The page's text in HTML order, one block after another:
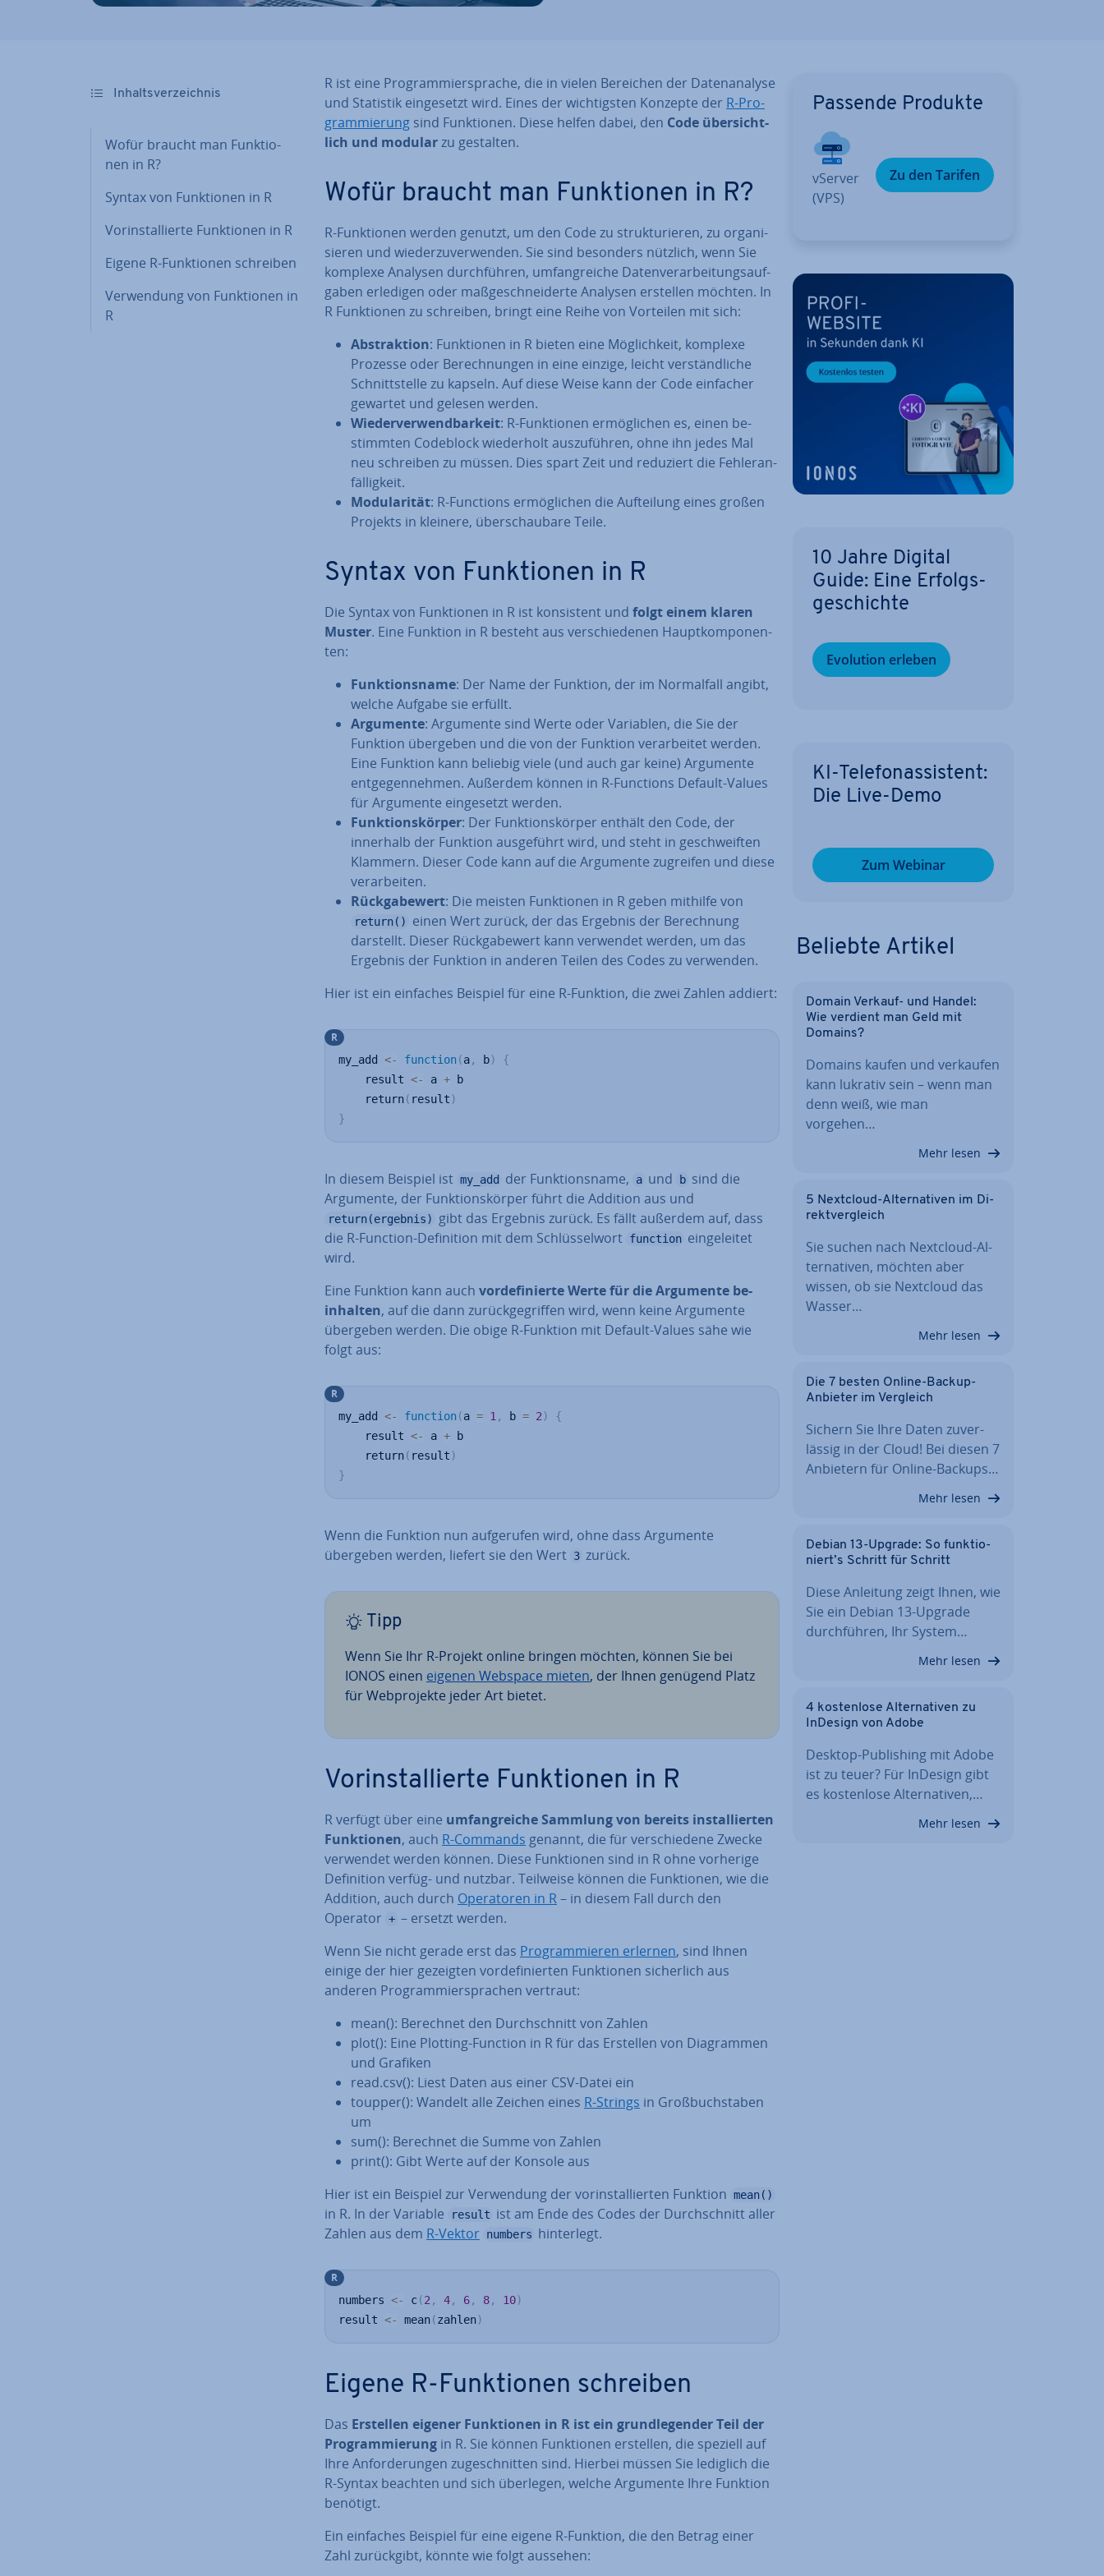
In­halts­ver­zeich­nis
Wofür braucht man Funk­tio­
nen in R?
Syntax von Funk­tio­nen in R
Vor­in­stal­lier­te Funk­tio­nen in R
Eigene R-Funk­tio­nen schreiben
Ver­wen­dung von Funk­tio­nen in
R
R ist eine Pro­gram­mier­spra­che, die in vielen Bereichen der Da­ten­ana­ly­se
und Statistik ein­ge­setzt wird. Eines der wich­tigs­ten Konzepte der R-Pro­
gram­mie­rung sind Funk­tio­nen. Diese helfen dabei, den Code über­sicht­
lich und modularzu gestalten.
Wofür braucht man Funk­tio­nen in R?
R-Funk­tio­nen werden genutzt, um den Code zu struk­tu­rie­ren, zu or­ga­ni­
sie­ren und wie­der­zu­ver­wen­den. Sie sind besonders nützlich, wenn Sie
komplexe Analysen durch­füh­ren, um­fang­rei­che Da­ten­ver­ar­bei­tungs­auf­
ga­ben erledigen oder maß­ge­schnei­der­te Analysen erstellen möchten. In
R Funk­tio­nen zu schreiben, bringt eine Reihe von Vorteilen mit sich:
Abs­trak­ti­on: Funk­tio­nen in R bieten eine Mög­lich­keit, komplexe
Prozesse oder Be­rech­nun­gen in eine einzige, leicht ver­ständ­li­che
Schnitt­stel­le zu kapseln. Auf diese Weise kann der Code einfacher
gewartet und gelesen werden.
Wie­der­ver­wend­bar­keit: R-Funk­tio­nen er­mög­li­chen es, einen be­
stimm­ten Codeblock wie­der­holt aus­zu­füh­ren, ohne ihn jedes Mal
neu schreiben zu müssen. Dies spart Zeit und reduziert die Feh­ler­an­
fäl­lig­keit.
Mo­du­la­ri­tät: R-Functions er­mög­li­chen die Auf­tei­lung eines großen
Projekts in kleinere, über­schau­ba­re Teile.
Syntax von Funk­tio­nen in R
Die Syntax von Funk­tio­nen in R ist kon­sis­tent und folgt einem klaren
Muster. Eine Funktion in R besteht aus ver­schie­de­nen Haupt­kom­po­nen­
ten:
Funk­ti­ons­na­me: Der Name der Funktion, der im Nor­mal­fall angibt,
welche Aufgabe sie erfüllt.
Argumente: Argumente sind Werte oder Variablen, die Sie der
Funktion übergeben und die von der Funktion ver­ar­bei­tet werden.
Eine Funktion kann beliebig viele (und auch gar keine) Argumente
ent­ge­gen­neh­men. Außerdem können in R-Functions Default-Values
für Argumente ein­ge­setzt werden.
Funk­ti­ons­kör­per: Der Funk­ti­ons­kör­per enthält den Code, der
innerhalb der Funktion aus­ge­führt wird, und steht in ge­schweif­ten
Klammern. Dieser Code kann auf die Argumente zugreifen und diese
ver­ar­bei­ten.
Rück­ga­be­wert: Die meisten Funk­tio­nen in R geben mithilfe von
return()
einen Wert zurück, der das Ergebnis der Be­rech­nung
darstellt. Dieser Rück­ga­be­wert kann verwendet werden, um das
Ergebnis der Funktion in anderen Teilen des Codes zu verwenden.
Hier ist ein einfaches Beispiel für eine R-Funktion, die zwei Zahlen addiert:
my_add <- function(a, b)
{
    result
<- a + b
    return
( result )
}
R
In diesem Beispiel ist my_add der Funk­ti­ons­na­me, a und b sind die
Argumente, der Funk­ti­ons­kör­per führt die Addition aus und
return(ergebnis)
gibt das Ergebnis zurück. Es fällt außerdem auf, dass
die R-Function-De­fi­ni­ti­on mit dem Schlüs­sel­wort function ein­ge­lei­tet
wird.
Eine Funktion kann auch vor­de­fi­nier­te Werte für die Argumente be­
inhal­ten, auf die dann zu­rück­ge­grif­fen wird, wenn keine Argumente
übergeben werden. Die obige R-Funktion mit Default-Values sähe wie
folgt aus:
my_add <- function(a = 1 , b = 2 )
{
    result
<- a + b
    return
( result )
}
R
Wenn die Funktion nun auf­ge­ru­fen wird, ohne dass Argumente
übergeben werden, liefert sie den Wert 3 zurück.
Tipp
Wenn Sie Ihr R-Projekt online bringen möchten, können Sie bei
IONOS einen eigenen Webspace mieten, der Ihnen genügend Platz
für Web­pro­jek­te jeder Art bietet.
Vor­in­stal­lier­te Funk­tio­nen in R
R verfügt über eine um­fang­rei­che Sammlung von bereits in­stal­lier­ten
Funk­tio­nen, auch R-Commands genannt, die für ver­schie­de­ne Zwecke
verwendet werden können. Diese Funk­tio­nen sind in R ohne vorherige
De­fi­ni­ti­on verfüg- und nutzbar. Teilweise können die Funk­tio­nen, wie die
Addition, auch durch Ope­ra­to­ren in R– in diesem Fall durch den
Operator + – ersetzt werden.
Wenn Sie nicht gerade erst das Pro­gram­mie­ren erlernen, sind Ihnen
einige der hier gezeigten vor­de­fi­nier­ten Funk­tio­nen si­cher­lich aus
anderen Pro­gram­mier­spra­chen vertraut:
mean(): Berechnet den Durch­schnitt von Zahlen
plot(): Eine Plotting-Function in R für das Erstellen von Dia­gram­men
und Grafiken
read.csv(): Liest Daten aus einer CSV-Datei ein
toupper(): Wandelt alle Zeichen eines R-Strings in Groß­buch­sta­ben
um
sum(): Berechnet die Summe von Zahlen
print(): Gibt Werte auf der Konsole aus
Hier ist ein Beispiel zur Ver­wen­dung der vor­in­stal­lier­ten Funktion mean()
in R. In der Variable result ist am Ende des Codes der Durch­schnitt aller
Zahlen aus dem R-Vektor numbers hin­ter­legt.
numbers <- c(2 , 4, 6, 8, 10)
result <- mean(zahlen)
R
Eigene R-Funk­tio­nen schreiben
Das Erstellen eigener Funk­tio­nen in R ist ein grund­le­gen­der Teil der
Pro­gram­mie­rung in R. Sie können Funk­tio­nen erstellen, die speziell auf
Ihre An­for­de­run­gen zu­ge­schnit­ten sind. Hierbei müssen Sie lediglich die
R-Syntax beachten und sich überlegen, welche Argumente Ihre Funktion
benötigt.
Ein einfaches Beispiel für eine eigene R-Funktion, die den Betrag einer
Zahl zu­rück­gibt, könnte wie folgt aussehen:
Passende Produkte
vServer
(VPS)
Zu den Tarifen
10 Jahre Digital
Guide: Eine Er­folgs­
ge­schich­te
Evolution erleben
KI-Te­le­fon­as­sis­tent:
Die Live-Demo
Zum Webinar
Beliebte Artikel
Domain Verkauf- und Handel:
Wie verdient man Geld mit
Domains?
Domains kaufen und verkaufen
kann lukrativ sein – wenn man
denn weiß, wie man
vorgehen…
Mehr lesen
5 Nextcloud-Al­ter­na­ti­ven im Di­
rekt­ver­gleich
Sie suchen nach Nextcloud-Al­
ter­na­ti­ven, möchten aber
wissen, ob sie Nextcloud das
Wasser…
Mehr lesen
Die 7 besten Online-Backup-
Anbieter im Vergleich
Sichern Sie Ihre Daten zu­ver­
läs­sig in der Cloud! Bei diesen 7
Anbietern für Online-Backups…
Mehr lesen
Debian 13-Upgrade: So funk­tio­
niert’s Schritt für Schritt
Diese Anleitung zeigt Ihnen, wie
Sie ein Debian 13-Upgrade
durch­füh­ren, Ihr System…
Mehr lesen
4 kos­ten­lo­se Al­ter­na­ti­ven zu
InDesign von Adobe
Desktop-Pu­bli­shing mit Adobe
ist zu teuer? Für InDesign gibt
es kos­ten­lo­se Al­ter­na­ti­ven,…
Mehr lesen